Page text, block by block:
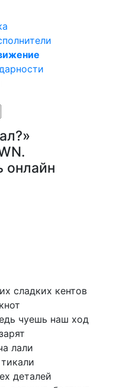
онлайн
сладких кентов
чуешь наш ход
лали
тикали
деталей